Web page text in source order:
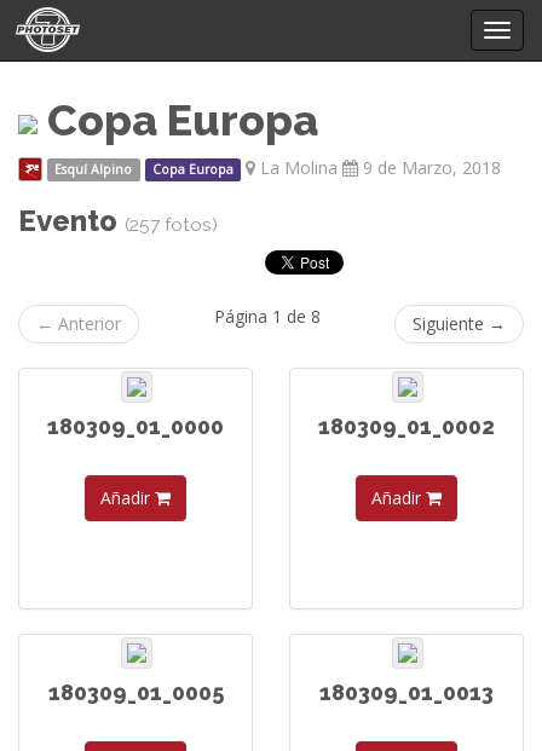
menú
Copa Europa
Esquí Alpino Copa Europa La Molina 9 de Marzo, 2018
Evento (257 fotos)
← Anterior Página 1 de 8 Siguiente →
180309_01_0000
Añadir
180309_01_0002
Añadir
180309_01_0005 180309_01_0013